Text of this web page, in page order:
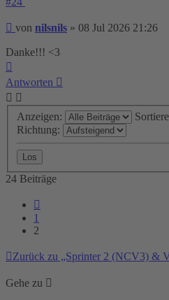
Beitrag
von nilsnils » 08 Jul 2026 21:26
Danke!!! <3
Antworten
Anzeigen:
Richtung:
24 Beiträge
1
2
Zurück zu „Sprinter 2 (NCV3) &
Gehe zu